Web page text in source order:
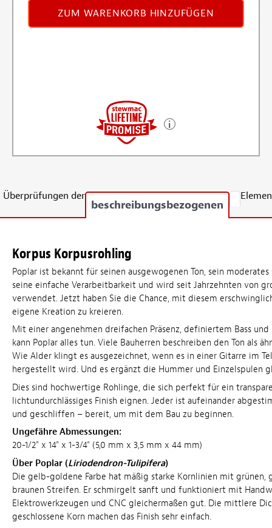
ZUM WARENKORB HINZUFÜGEN
Überprüfungen der
beschreibungsbezogenen
Korpus Korpusrohling
Poplar ist bekannt für seinen ausgewogenen Ton, sein
seine einfache Verarbeitbarkeit und wird seit Jahrzehnten von
verwendet. Jetzt haben Sie die Chance, mit diesem
eigene Kreation zu kreieren.
Mit einer angenehmen dreifachen Präsenz, definiertem Bass
kann Poplar alles tun. Viele Bauherren beschreiben den Ton als
Wie Alder klingt es ausgezeichnet, wenn es in einer Gitarre im
hergestellt wird. Und es ergänzt die Hummer und Einzelspulen
Dies sind hochwertige Rohlinge, die sich perfekt für ein
lichtundurchlässiges Finish eignen. Jeder ist aufeinander
und geschliffen – bereit, um mit dem Bau zu beginnen.
Ungefähre Abmessungen:
20-1/2" x 14" x 1-3/4" (5,0 mm x 3,5 mm x 44 mm)
Über Poplar (Liriodendron-Tulipifera)
Die gelb-goldene Farbe hat mäßig starke Kornlinien mit grünen,
braunen Streifen. Er schmirgelt sanft und funktioniert mit
Elektrowerkzeugen und CNC gleichermaßen gut. Die mittlere
geschlossene Korn machen das Finish sehr einfach.